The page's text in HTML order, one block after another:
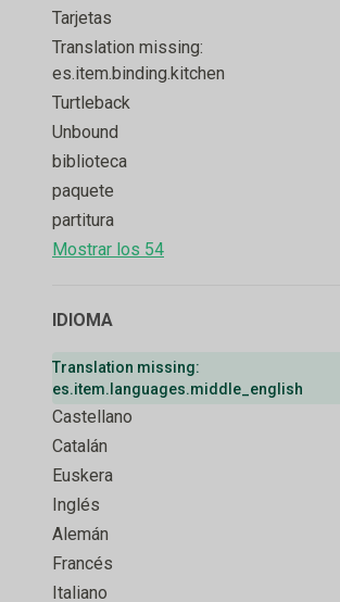
Tarjetas
Translation missing:
es.item.binding.kitchen
Turtleback
Unbound
biblioteca
paquete
partitura
Mostrar los 54
IDIOMA
Translation missing:
es.item.languages.middle_english
Castellano
Catalán
Euskera
Inglés
Alemán
Francés
Italiano